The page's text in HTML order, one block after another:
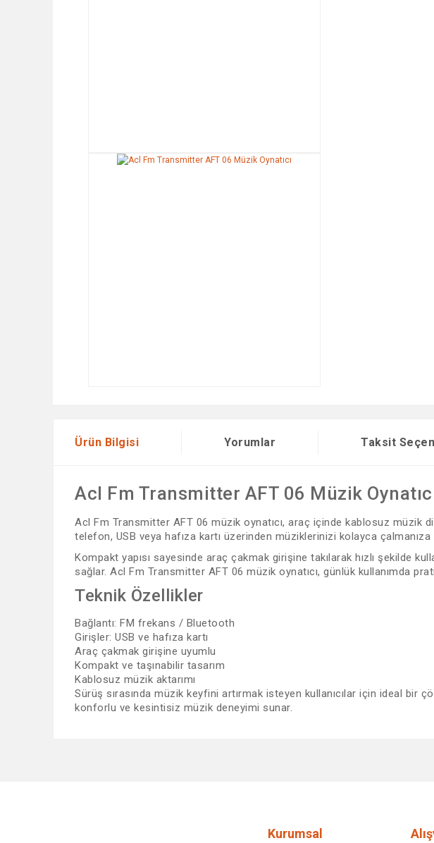
Ürün Bilgisi Yorumlar Taksit
Acl Fm Transmitter AFT 06 Müzik
Acl Fm Transmitter AFT 06 müzik oynatıcı, araç içinde kablosuz müzik
telefon, USB veya hafıza kartı üzerinden müziklerinizi kolayca çalmanıza
Kompakt yapısı sayesinde araç çakmak girişine takılarak hızlı şekilde
sağlar. Acl Fm Transmitter AFT 06 müzik oynatıcı, günlük kullanımda
Teknik Özellikler
Bağlantı: FM frekans / Bluetooth
Girişler: USB ve hafıza kartı
Araç çakmak girişine uyumlu
Kompakt ve taşınabilir tasarım
Kablosuz müzik aktarımı
Sürüş sırasında müzik keyfini artırmak isteyen kullanıcılar için ideal bir
konforlu ve kesintisiz müzik deneyimi sunar.
Kurumsal